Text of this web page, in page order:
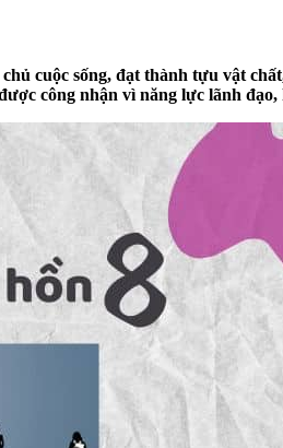
cuộc sống, đạt thành tựu vật
công nhận vì năng lực lãnh